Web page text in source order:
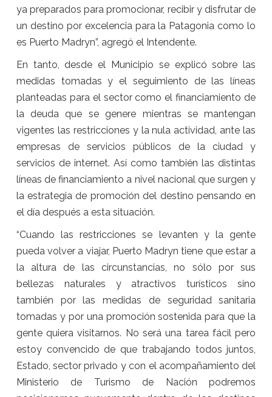
ya preparados para promocionar, recibir y disfrutar de
un destino por excelencia para la Patagonia como lo
es Puerto Madryn”, agregó el Intendente.
En tanto, desde el Municipio se explicó sobre las
medidas tomadas y el seguimiento de las líneas
planteadas para el sector como el financiamiento de
la deuda que se genere mientras se mantengan
vigentes las restricciones y la nula actividad, ante las
empresas de servicios públicos de la ciudad y
servicios de internet. Así como también las distintas
líneas de financiamiento a nivel nacional que surgen y
la estrategia de promoción del destino pensando en
el día después a esta situación.
“Cuando las restricciones se levanten y la gente
pueda volver a viajar, Puerto Madryn tiene que estar a
la altura de las circunstancias, no sólo por sus
bellezas naturales y atractivos turísticos sino
también por las medidas de seguridad sanitaria
tomadas y por una promoción sostenida para que la
gente quiera visitarnos. No será una tarea fácil pero
estoy convencido de que trabajando todos juntos,
Estado, sector privado y con el acompañamiento del
Ministerio de Turismo de Nación podremos